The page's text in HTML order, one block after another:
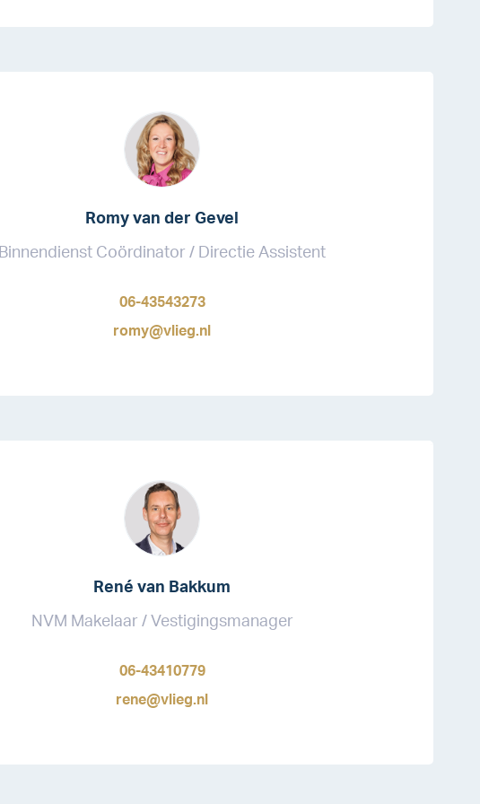
Romy van der Gevel
Binnendienst Coördinator / Directie Assistent
06-43543273
romy@vlieg.nl
René van Bakkum
NVM Makelaar / Vestigingsmanager
06-43410779
rene@vlieg.nl